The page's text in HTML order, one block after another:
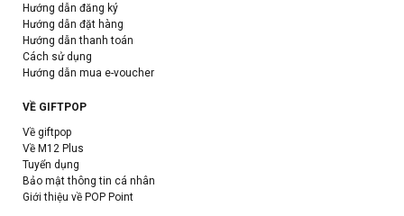
Hướng dẫn đăng ký
Hướng dẫn đặt hàng
Hướng dẫn thanh toán
Cách sử dụng
Hướng dẫn mua e-voucher
VỀ GIFTPOP
Về giftpop
Về M12 Plus
Tuyển dụng
Bảo mật thông tin cá nhân
Giới thiệu về POP Point